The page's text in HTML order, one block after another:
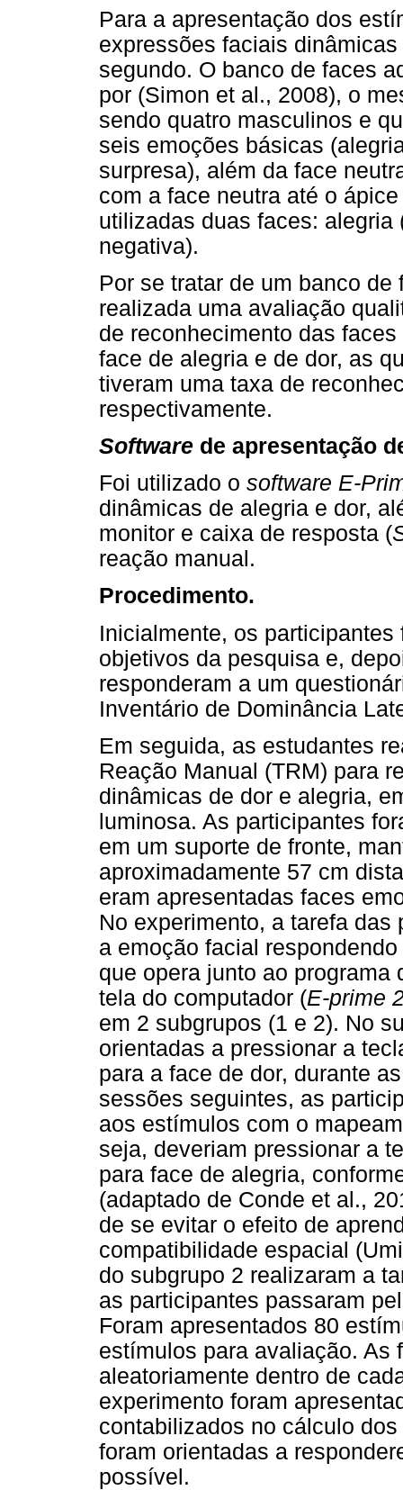
Para a apresentação dos
expressões faciais
segundo. O banco de faces
por (Simon et al., 2008), o
sendo quatro masculinos e
seis emoções básicas
surpresa), além da face
com a face neutra até o
utilizadas duas faces:
negativa).
Por se tratar de um banco
realizada uma avaliação
de reconhecimento das
face de alegria e de dor, as
tiveram uma taxa de
respectivamente.
Software de apresentação
Foi utilizado o software E-
dinâmicas de alegria e dor,
monitor e caixa de resposta (
reação manual.
Procedimento.
Inicialmente, os
objetivos da pesquisa e,
responderam a um
Inventário de Dominância
Em seguida, as estudantes
Reação Manual (TRM) para
dinâmicas de dor e alegria,
luminosa. As participantes
em um suporte de fronte,
aproximadamente 57 cm
eram apresentadas faces
No experimento, a tarefa
a emoção facial
que opera junto ao
tela do computador (E-prime
em 2 subgrupos (1 e 2). No
orientadas a pressionar a
para a face de dor, durante
sessões seguintes, as
aos estímulos com o
seja, deveriam pressionar a
para face de alegria,
(adaptado de Conde et al.,
de se evitar o efeito de
compatibilidade espacial
do subgrupo 2 realizaram a
as participantes passaram
Foram apresentados 80
estímulos para avaliação. As
aleatoriamente dentro de
experimento foram
contabilizados no cálculo
foram orientadas a
possível.